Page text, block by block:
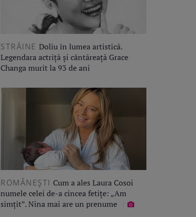
STRĂINE Doliu în lumea artistică.
Legendara actriță și cântăreață Grace
Changa murit la 93 de ani
ROMÂNEŞTI Cum a ales Laura Cosoi
numele celei de-a cincea fetițe: „Am
simțit”. Nina mai are un prenume